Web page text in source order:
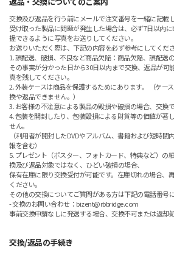
交換及び返品を行う前にメールで注文番号を一緒に記載
受け取った製品に問題が発生した場合は、必ず7日以内
握できるように写真をお送りしてください。
お送りいただく際は、下記の内容を必ず参考にしてくださ
1. 誤配送、破損、不良など商品欠陥：商品欠陥、誤配送
その事実が分かった日から30日以内まで交換、返品が可
真を残してください。
2. 外装ケースは商品を保護するためにあります。 （ケー
換や返品できません。）
3. お客様の不注意による製品の毀損や破損の場合、交換で
4. 包装を開封したり、包装毀損による財貨等の価値が著
せん。
（利用者が開封したDVDやアルバム、書籍および短時
報を含む）
5. プレゼント（ポスター、フォトカード、特典など）の
換及び返品対象ではなく、ひどい破損の場合、
保有在庫に限り交換受付が可能です。在庫切れの場合、
ください。
その他の交換についてご質問がある方は下記の電話番号
- 交換のお問い合わせ：bizent@rbbridge.com
事前交換申請なしに発送する場合、交換不可または返却
交換/返品の手続き